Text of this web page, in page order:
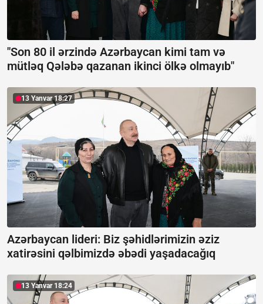
"Son 80 il ərzində Azərbaycan kimi tam və
mütləq Qələbə qazanan ikinci ölkə olmayıb"
13 Yanvar 18:27
Azərbaycan lideri: Biz şəhidlərimizin əziz
xatirəsini qəlbimizdə əbədi yaşadacağıq
13 Yanvar 18:24